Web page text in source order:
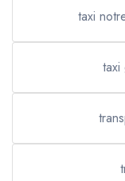
taxi
taxi